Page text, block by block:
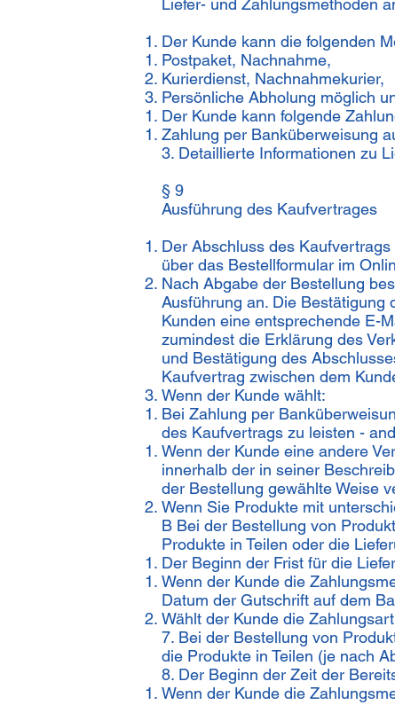
Liefer- und Zahlungsmethoden
Der Kunde kann die folgenden
Postpaket, Nachnahme,
Kurierdienst, Nachnahmekurier,
Persönliche Abholung möglich
Der Kunde kann folgende
Zahlung per Banküberweisung
3. Detaillierte Informationen zu
§ 9
Ausführung des Kaufvertrages
Der Abschluss des
über das Bestellformular im
Nach Abgabe der Bestellung
Ausführung an. Die Bestätigung
Kunden eine entsprechende E-
zumindest die Erklärung des
und Bestätigung des
Kaufvertrag zwischen dem
Wenn der Kunde wählt:
Bei Zahlung per
des Kaufvertrags zu leisten -
Wenn der Kunde eine andere
innerhalb der in seiner
der Bestellung gewählte Weise
Wenn Sie Produkte mit
B Bei der Bestellung von
Produkte in Teilen oder die
Der Beginn der Frist für die
Wenn der Kunde die
Datum der Gutschrift auf dem
Wählt der Kunde die
7. Bei der Bestellung von
die Produkte in Teilen (je nach
8. Der Beginn der Zeit der
Wenn der Kunde die